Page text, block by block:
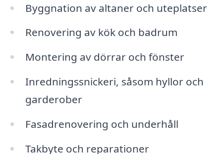
Byggnation av altaner och uteplatser
Renovering av kök och badrum
Montering av dörrar och fönster
Inredningssnickeri, såsom hyllor och
garderober
Fasadrenovering och underhåll
Takbyte och reparationer